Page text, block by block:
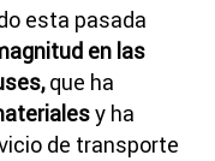
esta pasada
en las
que ha
y ha
de transporte